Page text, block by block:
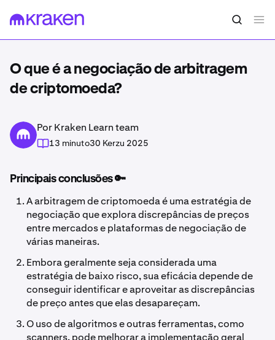
O que é a negociação de arbitragem
de criptomoeda?
Por Kraken Learn team
13 minuto30 Kerzu 2025
Principais conclusões 🔑
A arbitragem de criptomoeda é uma estratégia de
negociação que explora discrepâncias de preços
entre mercados e plataformas de negociação de
várias maneiras.
Embora geralmente seja considerada uma
estratégia de baixo risco, sua eficácia depende de
conseguir identificar e aproveitar as discrepâncias
de preço antes que elas desapareçam.
O uso de algoritmos e outras ferramentas, como
scanners, pode melhorar a implementação geral